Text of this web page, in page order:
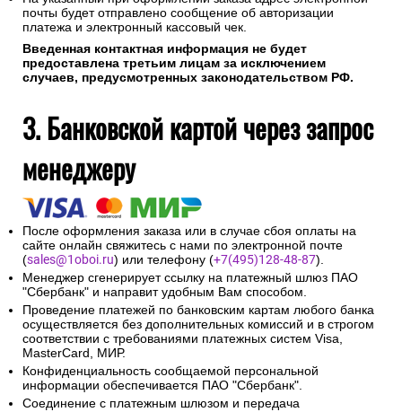
почты будет отправлено сообщение об авторизации
платежа и электронный кассовый чек.
Введенная контактная информация не будет
предоставлена третьим лицам за исключением
случаев, предусмотренных законодательством РФ.
3. Банковской картой через запрос
менеджеру
После оформления заказа или в случае сбоя оплаты на
сайте онлайн свяжитесь с нами по электронной почте
(sales@1oboi.ru) или телефону (+7(495)128-48-87).
Менеджер сгенерирует ссылку на платежный шлюз ПАО
"Сбербанк" и направит удобным Вам способом.
Проведение платежей по банковским картам любого банка
осуществляется без дополнительных комиссий и в строгом
соответствии с требованиями платежных систем Visa,
MasterCard, МИР.
Конфиденциальность сообщаемой персональной
информации обеспечивается ПАО "Сбербанк".
Соединение с платежным шлюзом и передача